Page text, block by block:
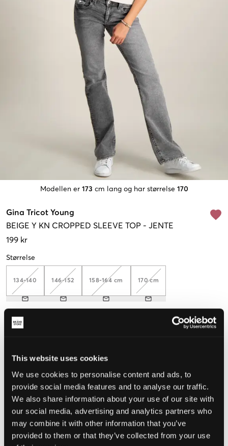
This website uses cookies
We use cookies to personalise content and ads, to
provide social media features and to analyse our traffic.
We also share information about your use of our site with
our social media, advertising and analytics partners who
may combine it with other information that you’ve
provided to them or that they’ve collected from your use
Modellen er 173 cm lang og har størrelse 170
Gina Tricot Young
BEIGE Y KN CROPPED SLEEVE TOP - JENTE
199 kr
Størrelse
134-140 146-152 158-164 cm 170 cm
Opplevd størrelse
VELG EN STØRRELSE
Rask levering
Fri frakt over 999 kr
Retur- og bytterett i 60 dager